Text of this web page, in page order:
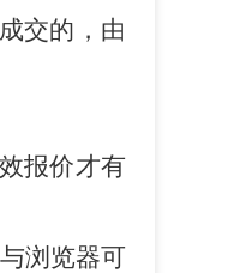
交的，由
报价才有
浏览器可